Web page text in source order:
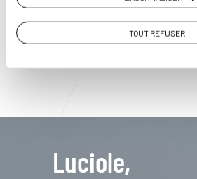
TOUT REFUSER
Du lundi au samedi de
Luciole,